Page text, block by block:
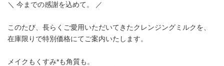
＼ 今までの感謝を込めて。 ／
このたび、長らくご愛用いただいてきたクレンジングミルクを、
在庫限りで特別価格にてご案内いたします。
メイクもくすみ*も角質も。